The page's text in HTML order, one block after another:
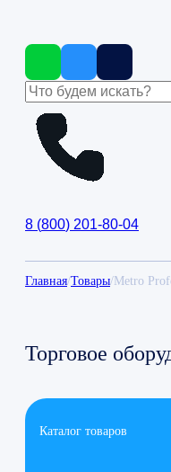
8 (800) 201-80-04
Главная/Товары/Metro
Торговое
Каталог товаров